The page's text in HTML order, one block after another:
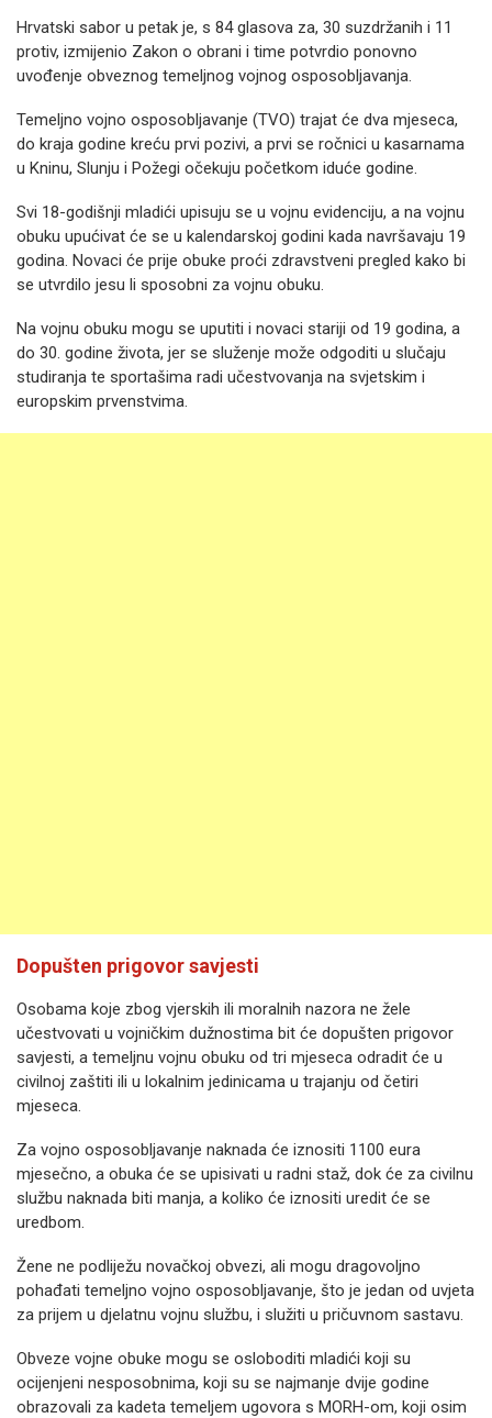
Hrvatski sabor u petak je, s 84 glasova za, 30 suzdržanih i 11
protiv, izmijenio Zakon o obrani i time potvrdio ponovno
uvođenje obveznog temeljnog vojnog osposobljavanja.
Temeljno vojno osposobljavanje (TVO) trajat će dva mjeseca,
do kraja godine kreću prvi pozivi, a prvi se ročnici u kasarnama
u Kninu, Slunju i Požegi očekuju početkom iduće godine.
Svi 18-godišnji mladići upisuju se u vojnu evidenciju, a na vojnu
obuku upućivat će se u kalendarskoj godini kada navršavaju 19
godina. Novaci će prije obuke proći zdravstveni pregled kako bi
se utvrdilo jesu li sposobni za vojnu obuku.
Na vojnu obuku mogu se uputiti i novaci stariji od 19 godina, a
do 30. godine života, jer se služenje može odgoditi u slučaju
studiranja te sportašima radi učestvovanja na svjetskim i
europskim prvenstvima.
Dopušten prigovor savjesti
Osobama koje zbog vjerskih ili moralnih nazora ne žele
učestvovati u vojničkim dužnostima bit će dopušten prigovor
savjesti, a temeljnu vojnu obuku od tri mjeseca odradit će u
civilnoj zaštiti ili u lokalnim jedinicama u trajanju od četiri
mjeseca.
Za vojno osposobljavanje naknada će iznositi 1100 eura
mjesečno, a obuka će se upisivati u radni staž, dok će za civilnu
službu naknada biti manja, a koliko će iznositi uredit će se
uredbom.
Žene ne podliježu novačkoj obvezi, ali mogu dragovoljno
pohađati temeljno vojno osposobljavanje, što je jedan od uvjeta
za prijem u djelatnu vojnu službu, i služiti u pričuvnom sastavu.
Obveze vojne obuke mogu se osloboditi mladići koji su
ocijenjeni nesposobnima, koji su se najmanje dvije godine
obrazovali za kadeta temeljem ugovora s MORH-om, koji osim